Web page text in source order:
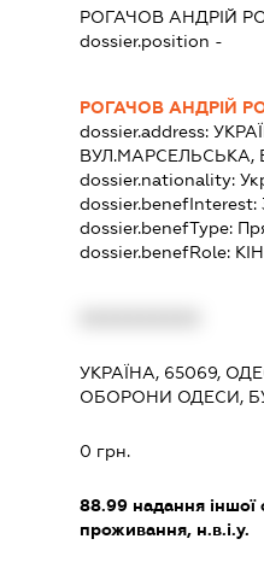
РОГАЧОВ АНДРІЙ
dossier.position -
РОГАЧОВ АНДРІЙ
dossier.address:
ВУЛ.МАРСЕЛЬСЬКА,
dossier.nationality:
dossier.benefInterest:
dossier.benefType:
dossier.benefRole:
УКРАЇНА, 65069,
ОБОРОНИ ОДЕСИ,
0 грн.
88.99надання іншої
проживання, н.в.і.у.